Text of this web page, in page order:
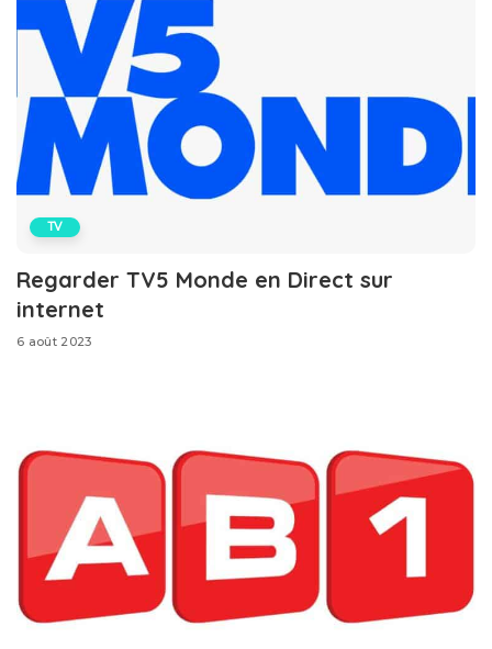
TV
Regarder TV5 Monde en Direct sur
internet
6 août 2023